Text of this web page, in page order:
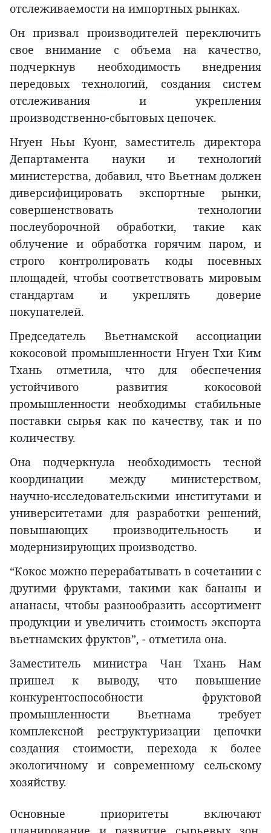
отслеживаемости на импортных рынках.
Он призвал производителей переключить
свое внимание с объема на качество,
подчеркнув необходимость внедрения
передовых технологий, создания систем
отслеживания и укрепления
производственно-сбытовых цепочек.
Нгуен Ньы Куонг, заместитель директора
Департамента науки и технологий
министерства, добавил, что Вьетнам должен
диверсифицировать экспортные рынки,
совершенствовать технологии
послеуборочной обработки, такие как
облучение и обработка горячим паром, и
строго контролировать коды посевных
площадей, чтобы соответствовать мировым
стандартам и укреплять доверие
покупателей.
Председатель Вьетнамской ассоциации
кокосовой промышленности Нгуен Тхи Ким
Тхань отметила, что для обеспечения
устойчивого развития кокосовой
промышленности необходимы стабильные
поставки сырья как по качеству, так и по
количеству.
Она подчеркнула необходимость тесной
координации между министерством,
научно-исследовательскими институтами и
университетами для разработки решений,
повышающих производительность и
модернизирующих производство.
“Кокос можно перерабатывать в сочетании с
другими фруктами, такими как бананы и
ананасы, чтобы разнообразить ассортимент
продукции и увеличить стоимость экспорта
вьетнамских фруктов”, - отметила она.
Заместитель министра Чан Тхань Нам
пришел к выводу, что повышение
конкурентоспособности фруктовой
промышленности Вьетнама требует
комплексной реструктуризации цепочки
создания стоимости, перехода к более
экологичному и современному сельскому
хозяйству.
Основные приоритеты включают